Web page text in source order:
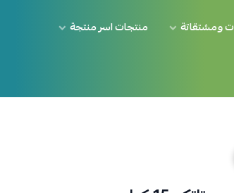
ومشتقاتة
منتجات اسر منتجة